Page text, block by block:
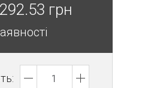
292.53 грн